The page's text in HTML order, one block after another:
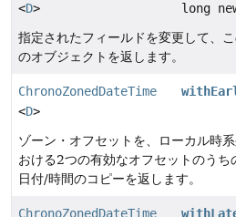
<D>
long
指定されたフィールドを変更して、
のオブジェクトを返します。
ChronoZonedDateTime
<D>
ゾーン・オフセットを、ローカル時
おける2つの有効なオフセットのう
日付/時間のコピーを返します。
ChronoZonedDateTime